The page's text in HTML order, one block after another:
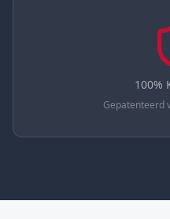
100%
Gepatenteerd